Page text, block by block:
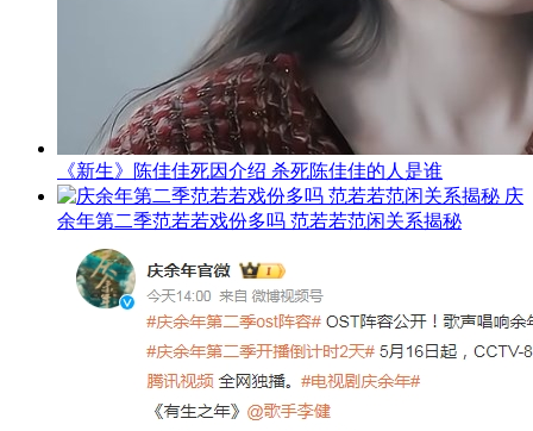
《新生》陈佳佳死因介绍 杀死陈佳佳的人是谁
庆
余年第二季范若若戏份多吗 范若若范闲关系揭秘